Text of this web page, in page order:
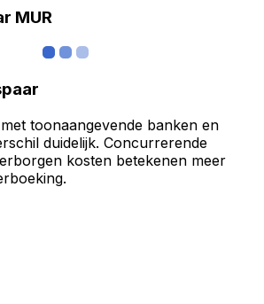
MUR
toonaangevende banken en
duidelijk. Concurrerende
kosten betekenen meer